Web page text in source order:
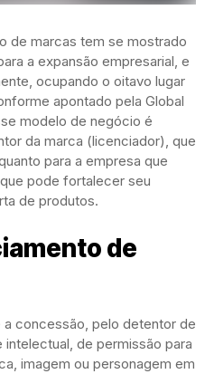
de marcas tem se mostrado
a expansão empresarial, e
ocupando o oitavo lugar
apontado pela Global
modelo de negócio é
da marca (licenciador), que
para a empresa que
pode fortalecer seu
de produtos.
de
concessão, pelo detentor de
de permissão para
imagem ou personagem em